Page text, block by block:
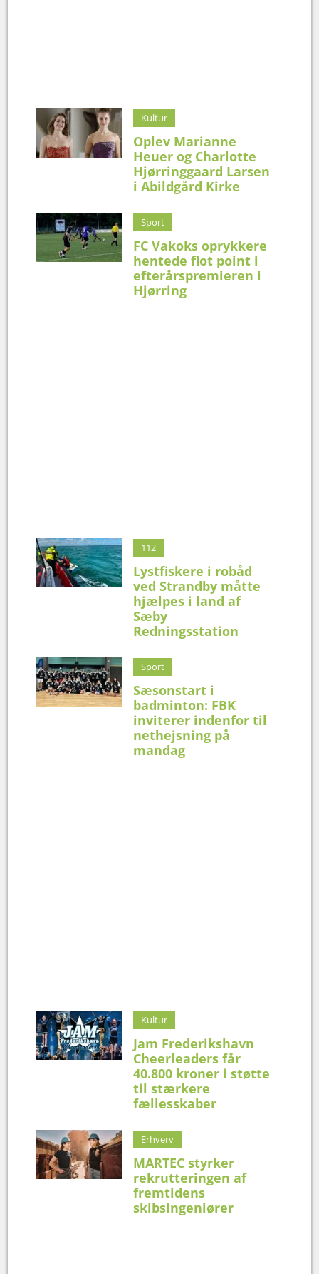
Kultur
Oplev Marianne
Heuer og Charlotte
Hjørringgaard Larsen
i Abildgård Kirke
Sport
FC Vakoks oprykkere
hentede flot point i
efterårspremieren i
Hjørring
112
Lystfiskere i robåd
ved Strandby måtte
hjælpes i land af
Sæby
Redningsstation
Sport
Sæsonstart i
badminton: FBK
inviterer indenfor til
nethejsning på
mandag
Kultur
Jam Frederikshavn
Cheerleaders får
40.800 kroner i støtte
til stærkere
fællesskaber
Erhverv
MARTEC styrker
rekrutteringen af
fremtidens
skibsingeniører